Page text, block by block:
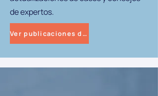
de expertos.
Ver publicaciones del blog